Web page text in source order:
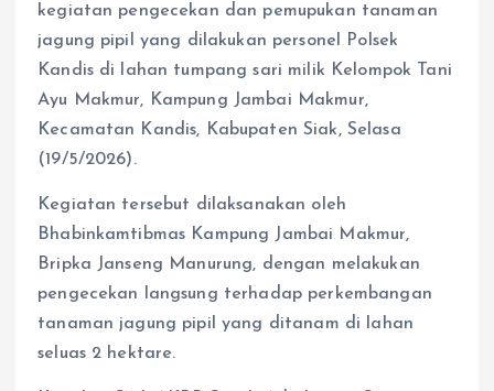
kegiatan pengecekan dan pemupukan tanaman
jagung pipil yang dilakukan personel Polsek
Kandis di lahan tumpang sari milik Kelompok Tani
Ayu Makmur, Kampung Jambai Makmur,
Kecamatan Kandis, Kabupaten Siak, Selasa
(19/5/2026).
Kegiatan tersebut dilaksanakan oleh
Bhabinkamtibmas Kampung Jambai Makmur,
Bripka Janseng Manurung, dengan melakukan
pengecekan langsung terhadap perkembangan
tanaman jagung pipil yang ditanam di lahan
seluas 2 hektare.